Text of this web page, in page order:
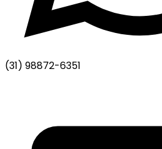
(31) 98872-6351